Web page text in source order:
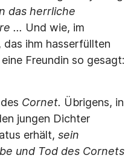
das herrliche
... Und wie, im
ihm hasserfüllten
Freundin so gesagt:
Cornet. Übrigens, in
jungen Dichter
erhält, sein
und Tod des Cornets